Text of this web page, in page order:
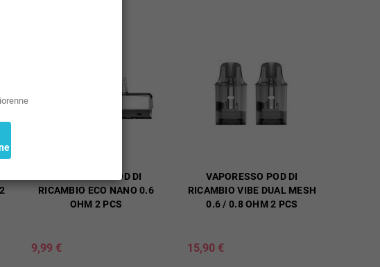
VAPORESSO POD DI
RICAMBIO ECO NANO 0.6
OHM 2 PCS
9,99 €
VAPORESSO POD DI
RICAMBIO VIBE DUAL MESH
0.6 / 0.8 OHM 2 PCS
15,90 €